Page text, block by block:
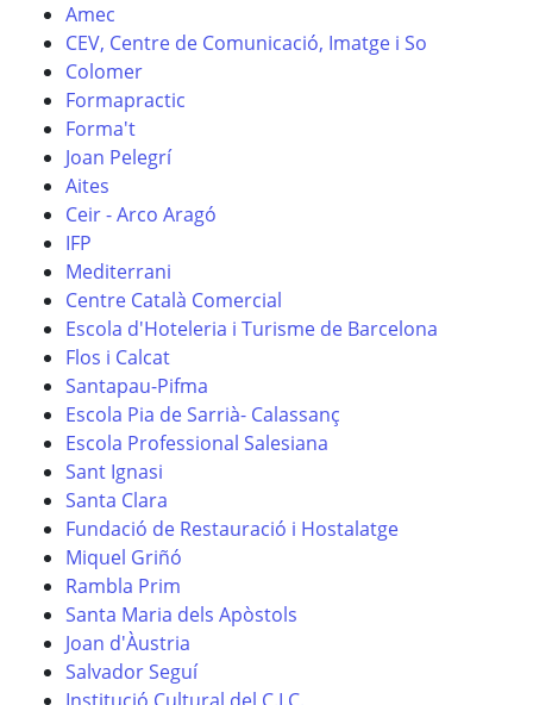
Amec
CEV, Centre de Comunicació, Imatge i So
Colomer
Formapractic
Forma't
Joan Pelegrí
Aites
Ceir - Arco Aragó
IFP
Mediterrani
Centre Català Comercial
Escola d'Hoteleria i Turisme de Barcelona
Flos i Calcat
Santapau-Pifma
Escola Pia de Sarrià- Calassanç
Escola Professional Salesiana
Sant Ignasi
Santa Clara
Fundació de Restauració i Hostalatge
Miquel Griñó
Rambla Prim
Santa Maria dels Apòstols
Joan d'Àustria
Salvador Seguí